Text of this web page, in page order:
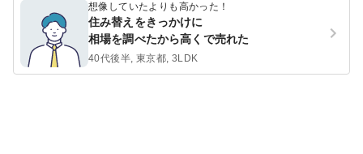
想像していたよりも高かった！
住み替えをきっかけに
相場を調べたから高くで売れた
40代後半, 東京都, 3LDK